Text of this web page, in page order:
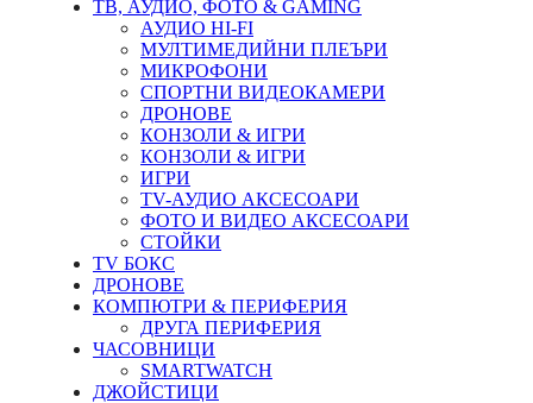
ТВ, АУДИО, ФОТО & GAMING
АУДИО HI-FI
МУЛТИМЕДИЙНИ ПЛЕЪРИ
МИКРОФОНИ
СПОРТНИ ВИДЕОКАМЕРИ
ДРОНОВЕ
КОНЗОЛИ & ИГРИ
КОНЗОЛИ & ИГРИ
ИГРИ
TV-АУДИО АКСЕСОАРИ
ФОТО И ВИДЕО АКСЕСОАРИ
СТОЙКИ
TV БОКС
ДРОНОВЕ
КОМПЮТРИ & ПЕРИФЕРИЯ
ДРУГА ПЕРИФЕРИЯ
ЧАСОВНИЦИ
SMARTWATCH
ДЖОЙСТИЦИ